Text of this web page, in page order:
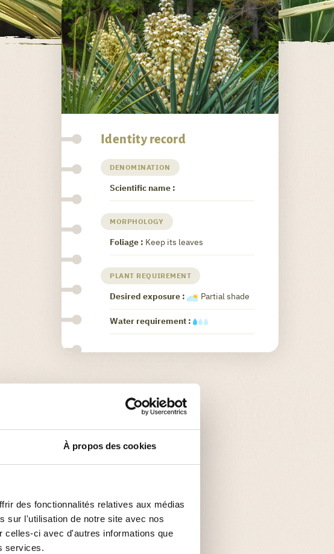
À propos des cookies
des fonctionnalités relatives aux médias
sur l'utilisation de notre site avec nos
celles-ci avec d'autres informations que
services.
Identity record
DENOMINATION
Scientific name :
MORPHOLOGY
Foliage : Keep its leaves
PLANT REQUIREMENT
Desired exposure : Partial shade
Water requirement :